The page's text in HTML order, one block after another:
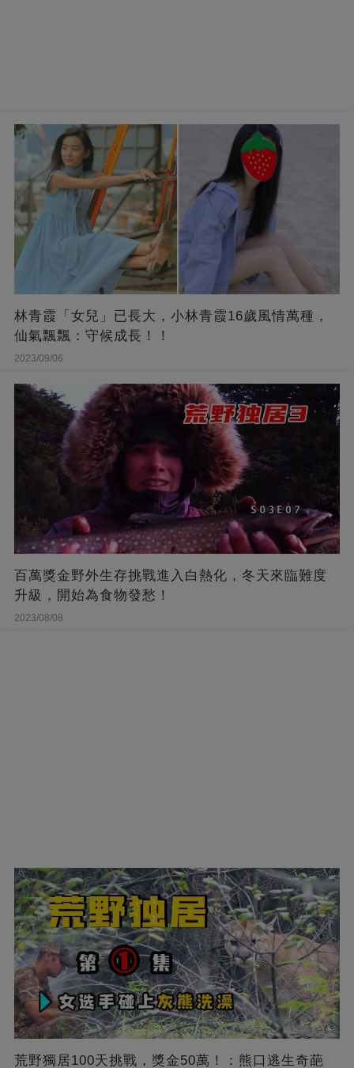
林青霞「女兒」已長大，小林青霞16歲風情萬種，
仙氣飄飄：守候成長！！
2023/09/06
百萬獎金野外生存挑戰進入白熱化，冬天來臨難度
升級，開始為食物發愁！
2023/08/08
荒野獨居100天挑戰，獎金50萬！：熊口逃生奇葩